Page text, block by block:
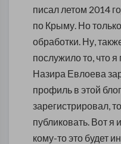
писал летом 2014
по Крыму. Но
обработки. Ну,
послужило то, что
Назира Евлоева
профиль в этой
зарегистрировал,
публиковать. Вот я
кому-то это будет